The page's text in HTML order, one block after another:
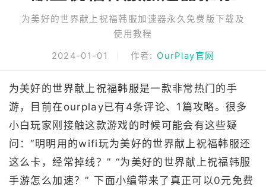
为美好的世界献上祝福韩服加速器永久免费版下载及
使用教程
2024-01-01 作者: OurPlay官网
为美好的世界献上祝福韩服是一款非常热门的手
游，目前在ourplay已有4条评论、1篇攻略。很多
小白玩家刚接触这款游戏的时候可能会有这些疑
问：“明明用的wifi玩为美好的世界献上祝福韩服还
这么卡，经常掉线？” “为美好的世界献上祝福韩服
手游怎么加速？” 下面小编带来了真正可以0元免费